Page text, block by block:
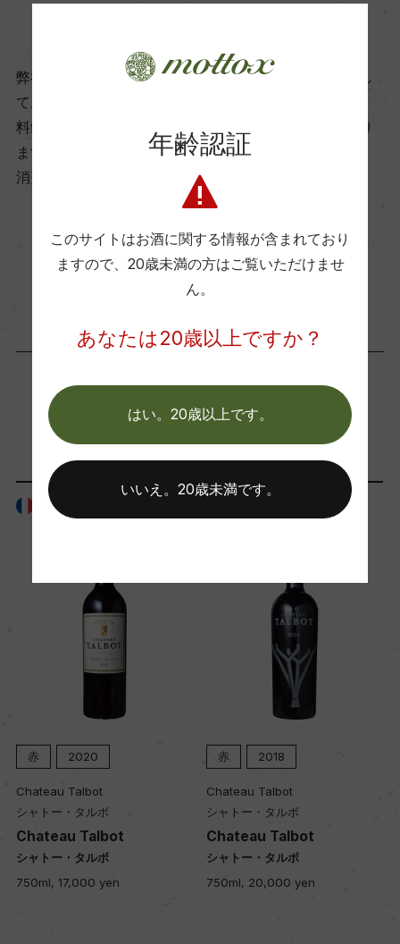
ビオ情報・認証機関
ー
有機JAS認証
コンクール入賞歴
海外ワイン専門誌評価歴
Wine Advocate 獲得点
Wine Spectator 得点
醗酵：ー
熟成：ー
年間生産量
ー
弊社は、酒類販売業免許をお持ちの販売店様とお取引し
ております。
料飲店様には帳合酒販店様を通して商品を提供しており
ます。
消費者様には酒販店様の紹介をしております
お取り寄せ可能店一覧はこちら
「生産者」が同じ商品
フランス
赤 2020
Chateau Talbot
シャトー・タルボ
Chateau Talbot
シャトー・タルボ
750ml, 17,000 yen
赤 2018
Chateau Talbot
シャトー・タルボ
Chateau Talbot
シャトー・タルボ
750ml, 20,000 yen
年齢認証
このサイトはお酒に関する情報が含まれており
ますので、 20歳未満の方はご覧いただけませ
ん。
あなたは20歳以上ですか？
はい。20歳以上です。
いいえ。20歳未満です。